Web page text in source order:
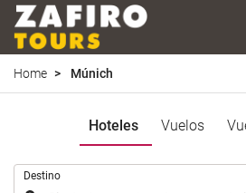
Home Múnich
Hoteles Vuelos
Destino